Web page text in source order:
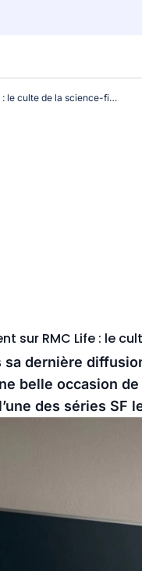
Fringe revient sur RMC Life : le culte de la science-fiction reprend la route des écrans
sur RMC Life : le
sa dernière
belle occasion
l’une des séries SF